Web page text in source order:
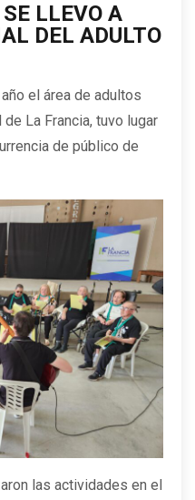
LLEVO A
DEL ADULTO
el área de adultos
La Francia, tuvo lugar
de público de
las actividades en el